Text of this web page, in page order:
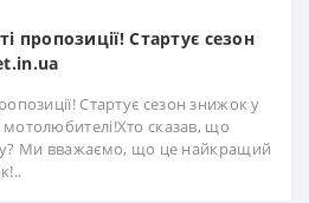
пропозиції! Стартує сезон
Стартує сезон знижок у
сказав, що
Ми вважаємо, що це найкращий